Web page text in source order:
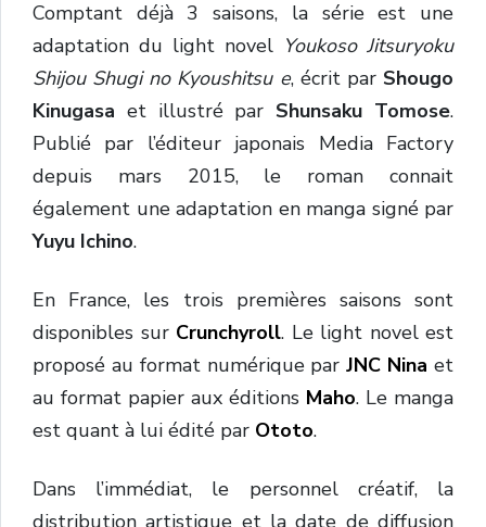
Comptant déjà 3 saisons, la série est une
adaptation du light novel Youkoso Jitsuryoku
Shijou Shugi no Kyoushitsu e, écrit par Shougo
Kinugasa et illustré par Shunsaku Tomose.
Publié par l’éditeur japonais Media Factory
depuis mars 2015, le roman connait
également une adaptation en manga signé par
Yuyu Ichino.
En France, les trois premières saisons sont
disponibles sur Crunchyroll. Le light novel est
proposé au format numérique parJNC Nina et
au format papier aux éditions Maho. Le manga
est quant à lui édité par Ototo.
Dans l’immédiat, le personnel créatif, la
distribution artistique et la date de diffusion